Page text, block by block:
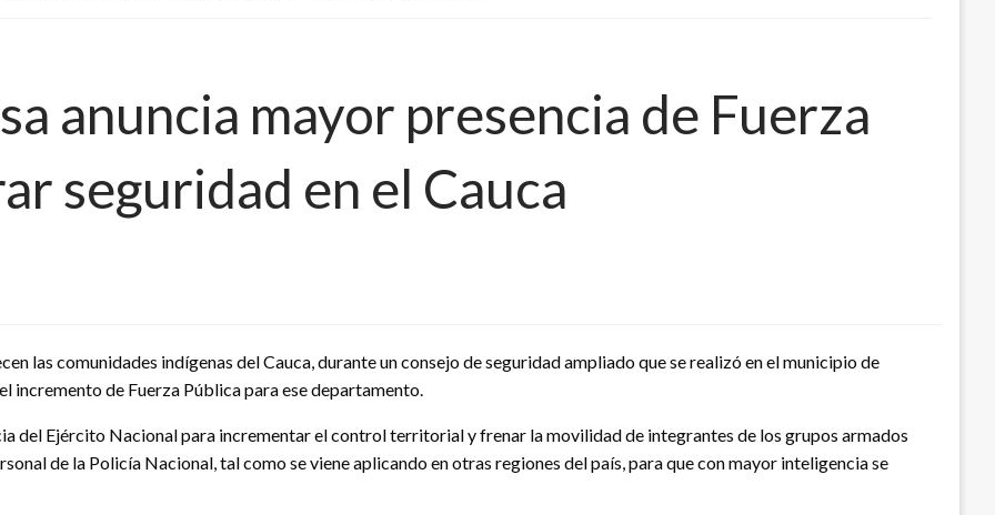
anuncia mayor presencia de Fuerza
seguridad en el Cauca
las comunidades indígenas del Cauca, durante un consejo de seguridad ampliado que se realizó en el municipio de
incremento de Fuerza Pública para ese departamento.
del Ejército Nacional para incrementar el control territorial y frenar la movilidad de integrantes de los grupos armados
de la Policía Nacional, tal como se viene aplicando en otras regiones del país, para que con mayor inteligencia se